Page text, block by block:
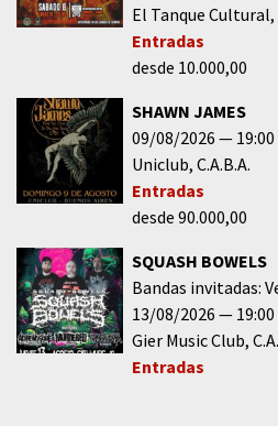
El Tanque Cultural
Entradas
desde 10.000,00
SHAWN JAMES
09/08/2026
19:00
Uniclub C.A.B.A.
Entradas
desde 90.000,00
SQUASH BOWELS
Bandas invitadas:
13/08/2026
19:00
Gier Music Club
Entradas